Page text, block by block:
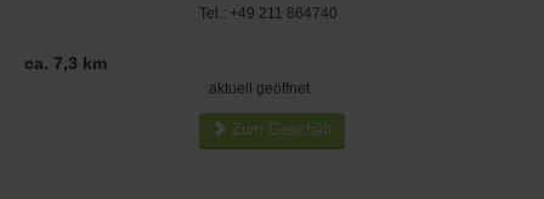
ca. 7,3 km
Tel.: +49 211 864740
aktuell geöffnet
Zum Geschäft